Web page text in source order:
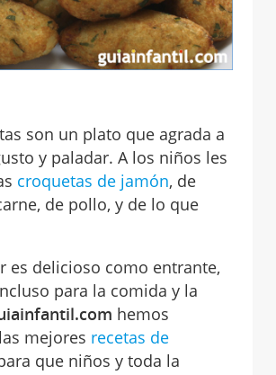
son un plato que agrada a
y paladar. A los niños les
croquetas de jamón, de
de pollo, y de lo que
es delicioso como entrante,
para la comida y la
hemos
mejores recetas de
que niños y toda la